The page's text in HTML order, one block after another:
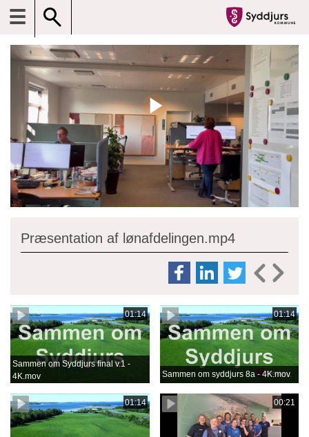
☰
Præsentation af lønafdelingen.mp4
01:14
Sammen om Syddjurs final v.1 -
4K.mov
01:14
Sammen om syddjurs 8a - 4K.mov
01:14 00:21